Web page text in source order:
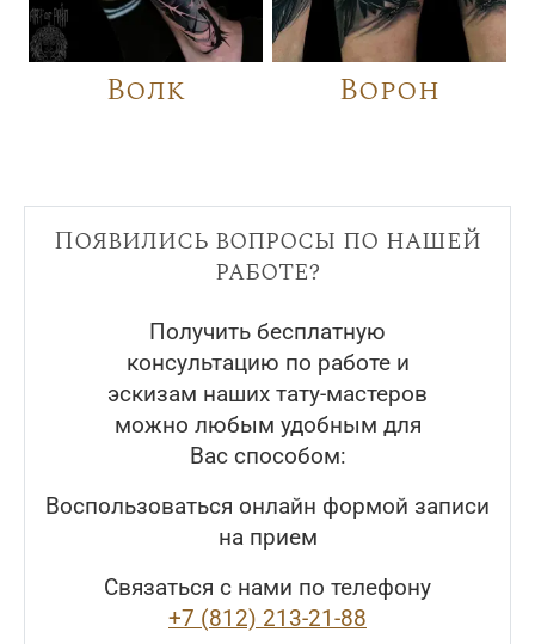
Волк Ворон
Появились вопросы по нашей
работе?
Получить бесплатную
консультацию по работе и
эскизам наших тату-мастеров
можно любым удобным для
Вас способом:
Воспользоваться онлайн формой записи
на прием
Связаться с нами по телефону
+7 (812) 213-21-88